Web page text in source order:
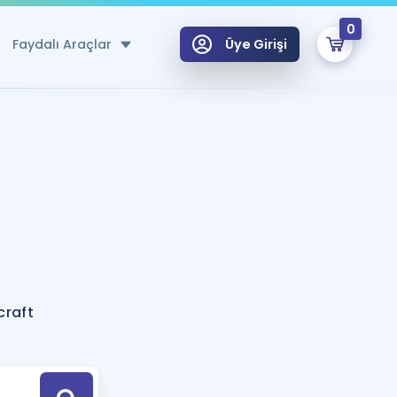
Faydalı Araçlar
Hesaplama Aracı
için Öneriler
Tek Takvimde
Üye Girişi
0
Hoca ile seni sınava hazırlayacak onlarca eğitim seni bekliyor!